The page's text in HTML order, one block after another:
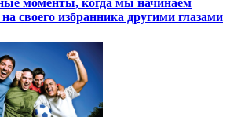
моменты, когда мы начинаем
своего избранника другими глазами